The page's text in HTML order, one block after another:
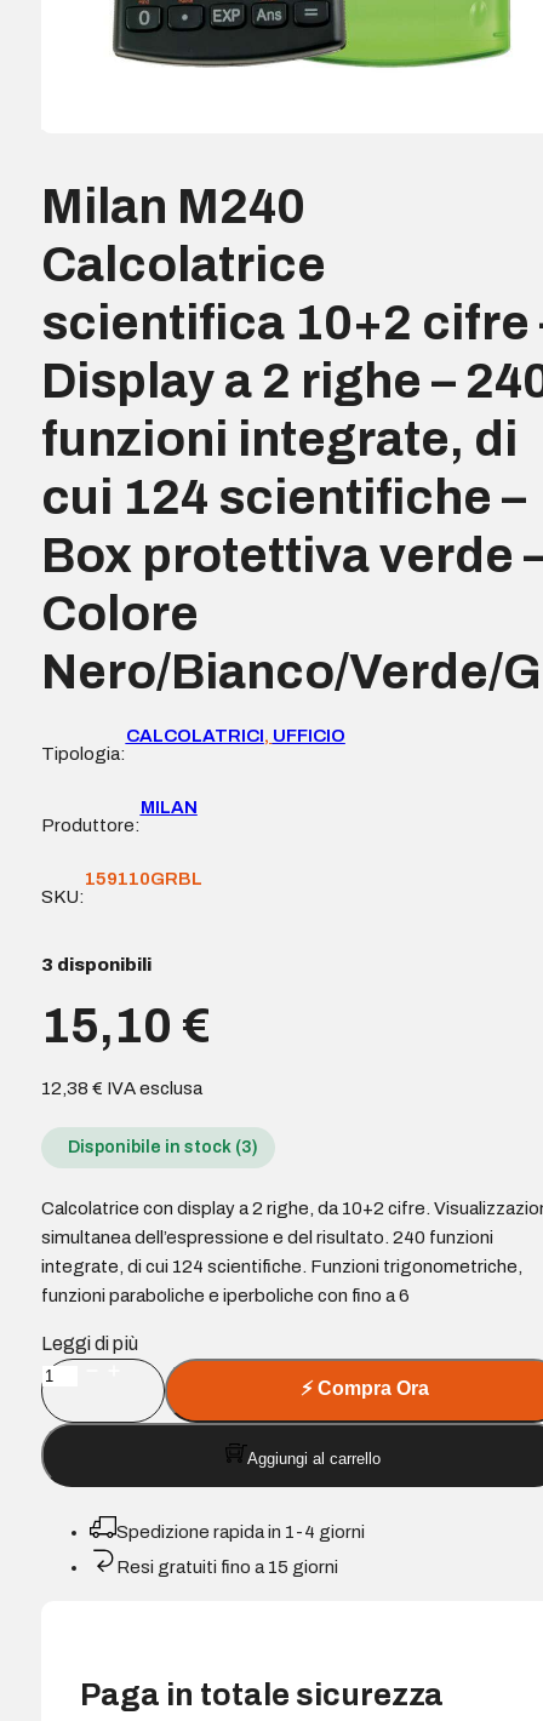
Milan M240
Calcolatrice
scientifica 10+2 cifre
Display a 2 righe –
funzioni integrate, di
cui 124 scientifiche –
Box protettiva verde
Colore
Nero/Bianco/Verde/
Tipologia:
CALCOLATRICI, UFFICIO
Produttore:
MILAN
SKU:
159110GRBL
3 disponibili
15,10 €
12,38 € IVA esclusa
Disponibile in stock (3)
Calcolatrice con display a 2 righe, da 10+2 cifre.
simultanea dell’espressione e del risultato. 240 funzioni
integrate, di cui 124 scientifiche. Funzioni trigonometriche,
funzioni paraboliche e iperboliche con fino a 6
Leggi di più
Milan
M240
Calcolatrice
scientifica
10+2
Display
⚡Compra Ora
Aggiungi al carrello
Spedizione rapida in 1-4 giorni
Resi gratuiti fino a 15 giorni
Paga in totale sicurezza